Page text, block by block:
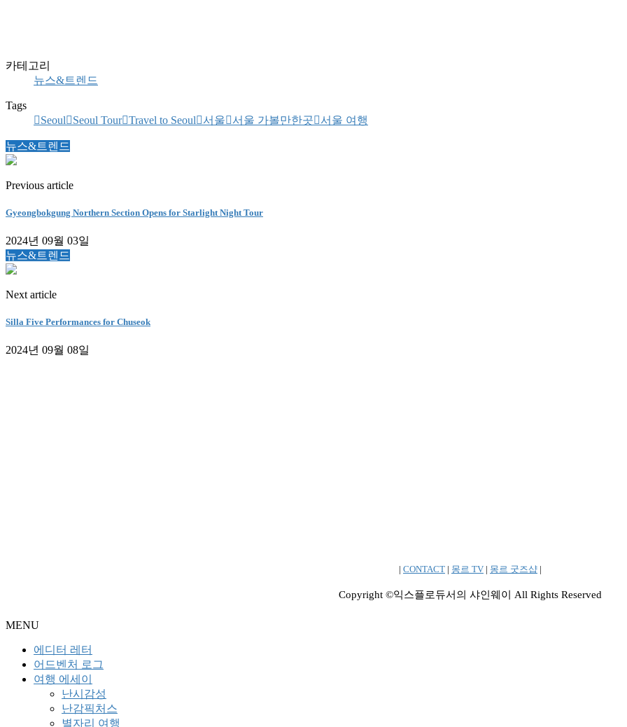
카테고리
뉴스&트렌드
Tags
Seoul
Seoul Tour Travel to Seoul 서울 서울 가볼만한곳 서울 여행
뉴스&트렌드
Previous article
Gyeongbokgung Northern Section Opens for Starlight Night Tour
2024년 09월 03일
뉴스&트렌드
Next article
Silla Five Performances for Chuseok
2024년 09월 08일
| CONTACT | 몽르 TV | 몽르 굿즈샵 |
Copyright ©익스플로듀서의 샤인웨이 All Rights Reserved
MENU
에디터 레터
어드벤처 로그
여행 에세이
난시감성
난감픽처스
별자리 여행